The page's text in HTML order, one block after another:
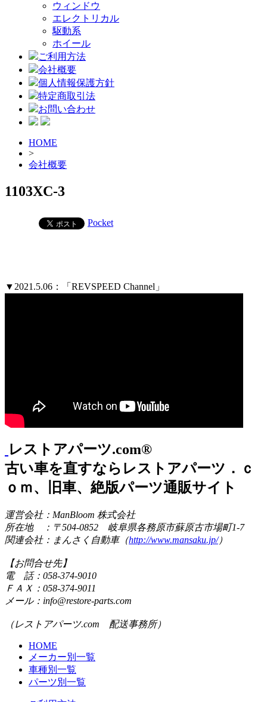
ウィンドウ
エレクトリカル
駆動系
ホイール
ご利用方法
会社概要
個人情報保護方針
特定商取引法
お問い合わせ
HOME
>
会社概要
1103XC-3
Pocket
▼2021.5.06：「REVSPEED Channel」
レストアパーツ.com®
古い車を直すならレストアパーツ．ｃ
ｏｍ、旧車、絶版パーツ通販サイト
運営会社：ManBloom 株式会社
所在地 ：〒504-0852 岐阜県各務原市蘇原古市場町1-7
関連会社：まんさく自動車（http://www.mansaku.jp/）
【お問合せ先】
電 話：058-374-9010
ＦＡＸ：058-374-9011
メール：info@restore-parts.com
（レストアパーツ.com 配送事務所）
HOME
メーカー別一覧
車種別一覧
パーツ別一覧